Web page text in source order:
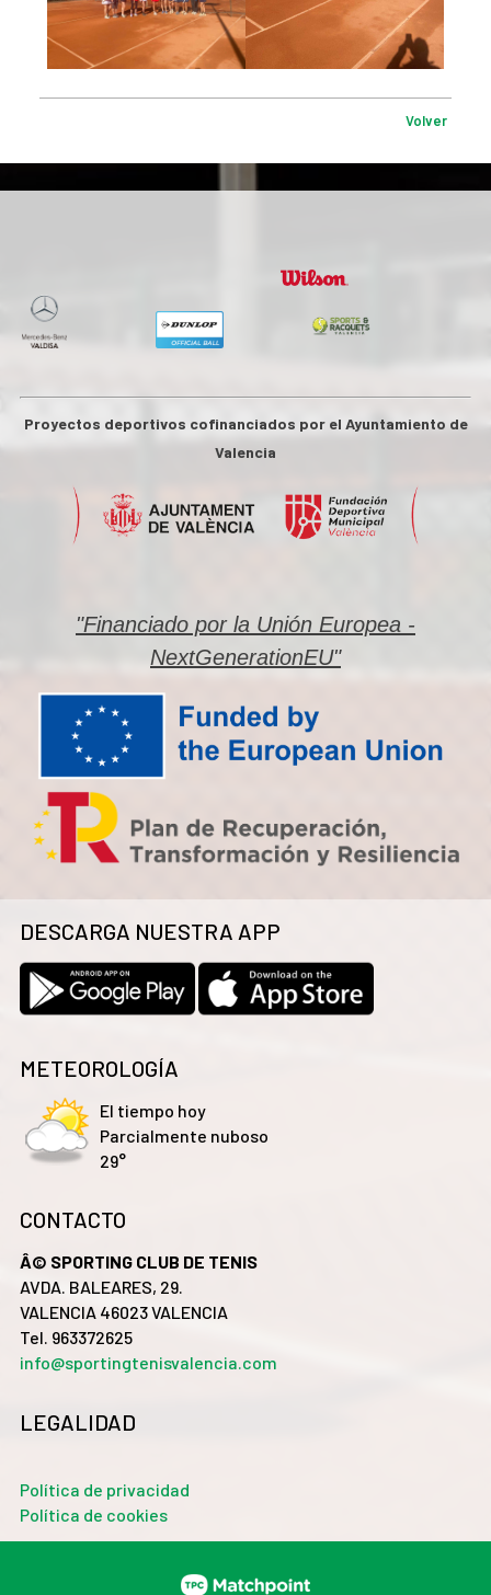
Volver
Proyectos deportivos cofinanciados por el Ayuntamiento de
Valencia
"Financiado por la Unión Europea -
NextGenerationEU"
DESCARGA NUESTRA APP
METEOROLOGÍA
El tiempo hoy
Parcialmente nuboso
29°
CONTACTO
Â© SPORTING CLUB DE TENIS
AVDA. BALEARES, 29.
VALENCIA 46023 VALENCIA
Tel. 963372625
info@sportingtenisvalencia.com
LEGALIDAD
Política de privacidad
Política de cookies